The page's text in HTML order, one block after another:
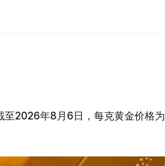
至2026年8月6日，每克黄金价格为